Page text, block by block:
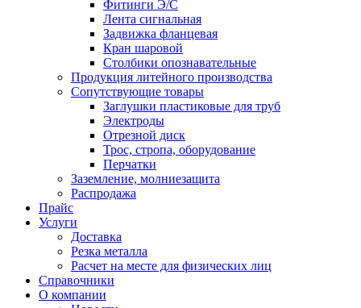
Фитинги Э/С
Лента сигнальная
Задвижка фланцевая
Кран шаровой
Столбики опознавательные
Продукция литейного производства
Сопутствующие товары
Заглушки пластиковые для труб
Электроды
Отрезной диск
Трос, стропа, оборудование
Перчатки
Заземление, молниезащита
Распродажа
Прайс
Услуги
Доставка
Резка металла
Расчет на месте для физических лиц
Справочники
О компании